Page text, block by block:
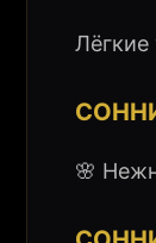
Лёгкие
🌸